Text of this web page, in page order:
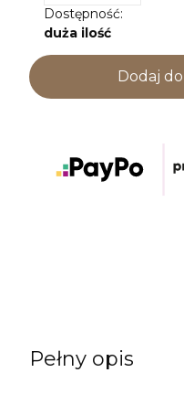
Dostępność:
duża ilość
Dodaj
Pełny opis